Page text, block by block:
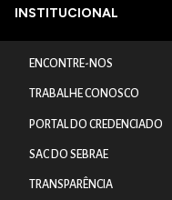
INSTITUCIONAL
ENCONTRE-NOS
TRABALHE CONOSCO
PORTAL DO CREDENCIADO
SAC DO SEBRAE
TRANSPARÊNCIA